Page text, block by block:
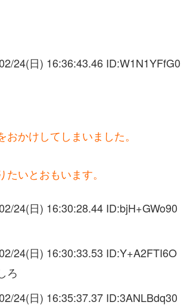
24(日) 16:36:43.46 ID:W1N1YFfG0
かけしてしまいました。
いとおもいます。
24(日) 16:30:28.44 ID:bjH+GWo90
24(日) 16:30:33.53 ID:Y+A2FTI6O
ろ
24(日) 16:35:37.37 ID:3ANLBdq30